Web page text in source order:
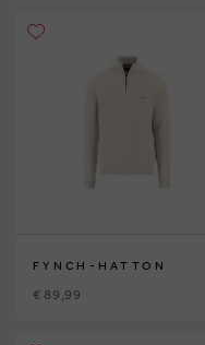
FYNCH-HATTON
€ 89,99